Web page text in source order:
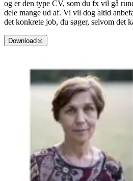
og er den type CV, som du fx vil gå
dele mange ud af. Vi vil dog altid
det konkrete job, du søger, selvom det
Download